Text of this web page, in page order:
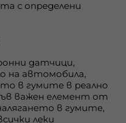
с определени
датчици,
на автомобила,
в гумите в реално
важен елемент от
в гумите,
леки